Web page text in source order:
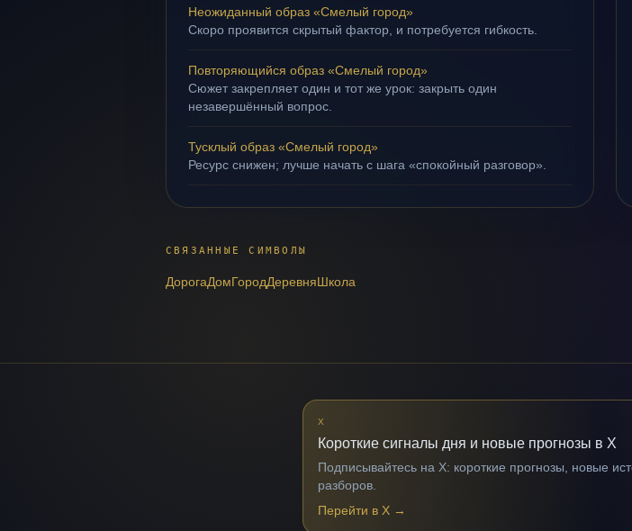
Неожиданный образ «Смелый город»
Скоро проявится скрытый фактор, и потребуется гибкость.
Повторяющийся образ «Смелый город»
Сюжет закрепляет один и тот же урок: закрыть один
незавершённый вопрос.
Тусклый образ «Смелый город»
Ресурс снижен; лучше начать с шага «спокойный разговор».
СВЯЗАННЫЕ СИМВОЛЫ
ДорогаДомГородДеревняШкола
X
Короткие сигналы дня и новые прогнозы в X
Подписывайтесь на X: короткие прогнозы, новые
разборов.
Перейти в X →